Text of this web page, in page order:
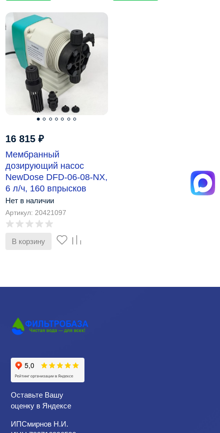
16 815 ₽
Мембранный
дозирующий насос
NewDose DFD-06-08-NX,
6 л/ч, 160 впрысков
Нет в наличии
Артикул: 20421097
В корзину
Оставьте Вашу
оценку в Яндексе
ИПСмирнов Н.И.